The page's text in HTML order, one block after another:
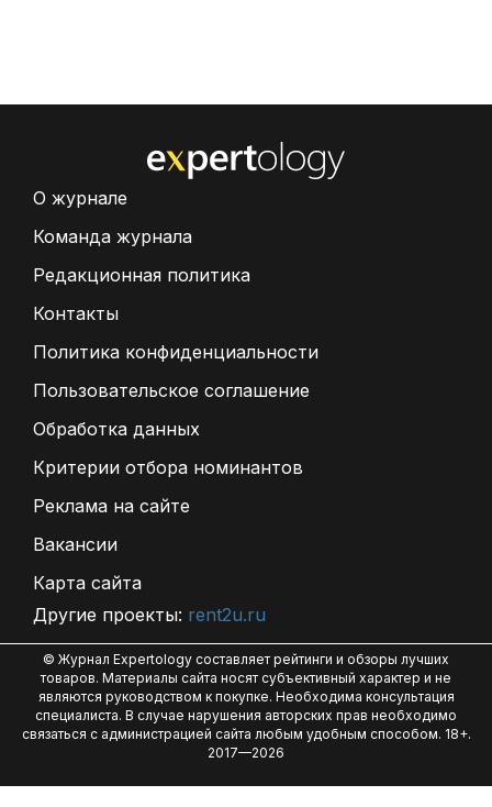
О журнале
Команда журнала
Редакционная политика
Контакты
Политика конфиденциальности
Пользовательское соглашение
Обработка данных
Критерии отбора номинантов
Реклама на сайте
Вакансии
Карта сайта
Другие проекты: rent2u.ru
© Журнал Expertology составляет рейтинги и обзоры лучших
товаров. Материалы сайта носят субъективный характер и не
являются руководством к покупке. Необходима консультация
специалиста. В случае нарушения авторских прав необходимо
связаться с администрацией сайта любым удобным способом. 18+.
2017—2026